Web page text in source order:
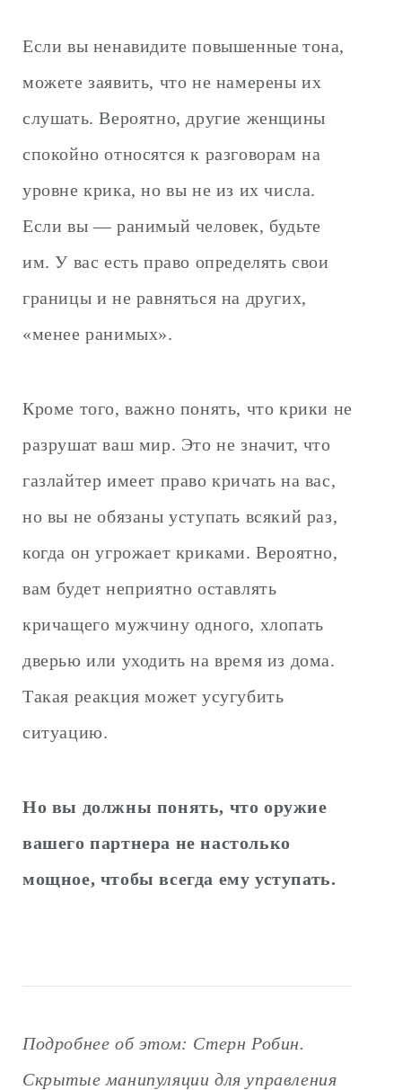
Если вы ненавидите повышенные тона,
можете заявить, что не намерены их
слушать. Вероятно, другие женщины
спокойно относятся к разговорам на
уровне крика, но вы не из их числа.
Если вы — ранимый человек, будьте
им. У вас есть право определять свои
границы и не равняться на других,
«менее ранимых».
Кроме того, важно понять, что крики не
разрушат ваш мир. Это не значит, что
газлайтер имеет право кричать на вас,
но вы не обязаны уступать всякий раз,
когда он угрожает криками. Вероятно,
вам будет неприятно оставлять
кричащего мужчину одного, хлопать
дверью или уходить на время из дома.
Такая реакция может усугубить
ситуацию.
Но вы должны понять, что оружие
вашего партнера не настолько
мощное, чтобы всегда ему уступать.
Подробнее об этом: Стерн Робин.
Скрытые манипуляции для управления